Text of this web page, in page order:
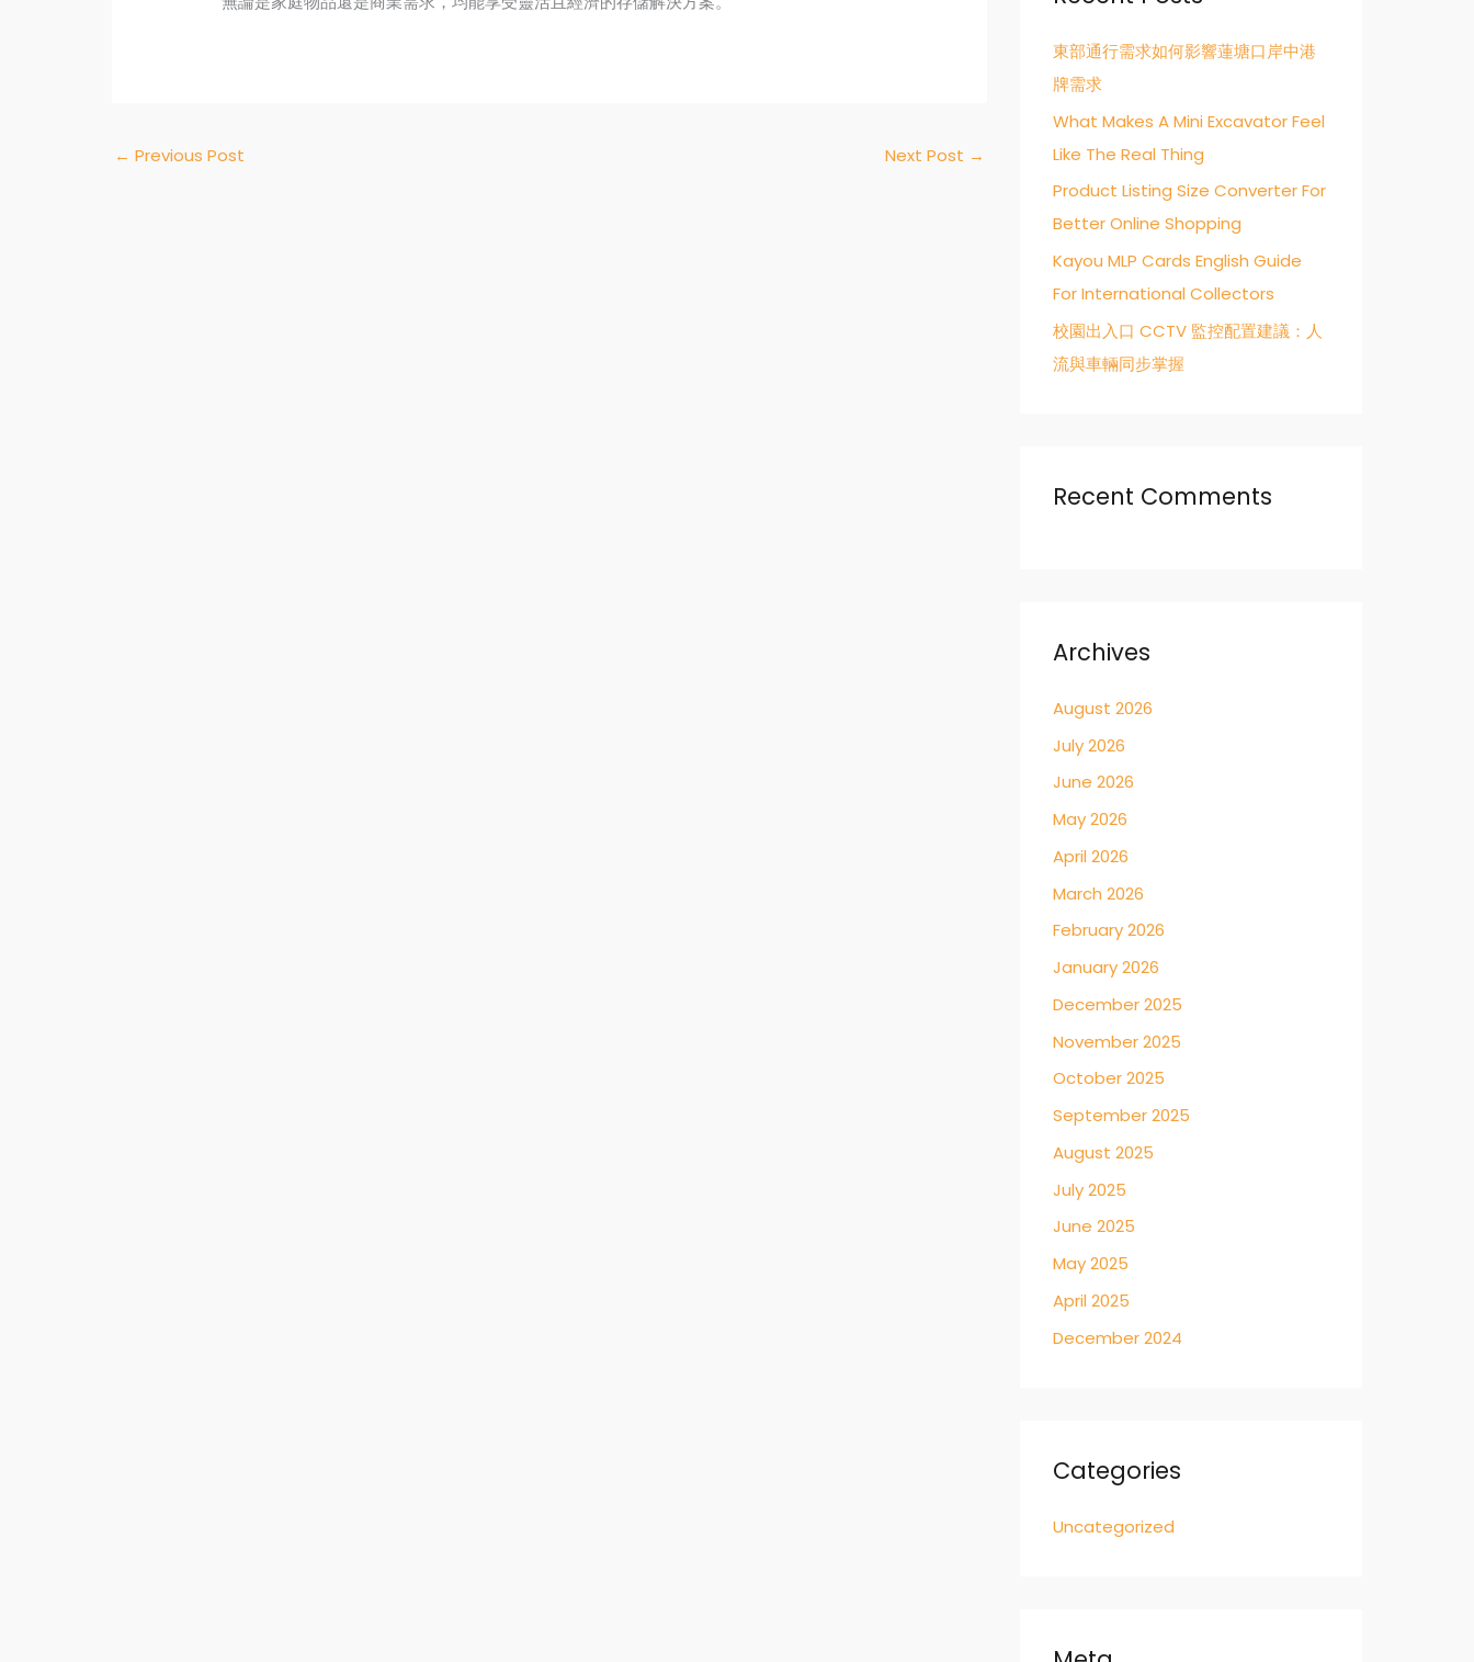
← Previous Post Next Post →
f
o
r
:
東部通行需求如何影響蓮塘口岸中港
牌需求
What Makes A Mini Excavator Feel
Like The Real Thing
Product Listing Size Converter For
Better Online Shopping
Kayou MLP Cards English Guide
For International Collectors
校園出入口 CCTV 監控配置建議：人
流與車輛同步掌握
Recent Comments
Archives
August 2026
July 2026
June 2026
May 2026
April 2026
March 2026
February 2026
January 2026
December 2025
November 2025
October 2025
September 2025
August 2025
July 2025
June 2025
May 2025
April 2025
December 2024
Categories
Uncategorized